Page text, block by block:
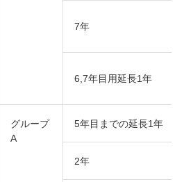
7年
6,7年目用延長1年
グループ
A
5年目までの延長1年
2年